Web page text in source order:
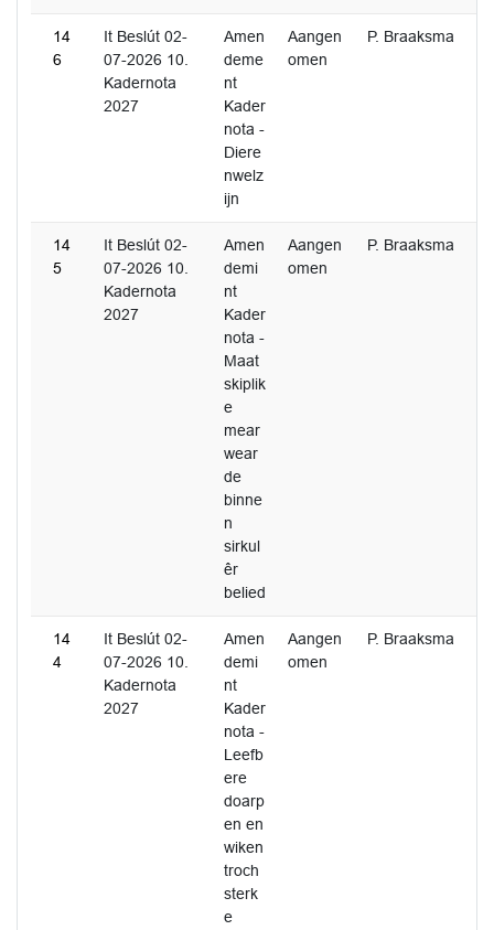
14
6
It Beslút 02-
07-2026 10.
Kadernota
2027
Amen
deme
nt
Kader
nota -
Diere
nwelz
ijn
Aangen
omen
P. Braaksma
14
5
It Beslút 02-
07-2026 10.
Kadernota
2027
Amen
demi
nt
Kader
nota -
Maat
skiplik
e
mear
wear
de
binne
n
sirkul
êr
belied
Aangen
omen
P. Braaksma
14
4
It Beslút 02-
07-2026 10.
Kadernota
2027
Amen
demi
nt
Kader
nota -
Leefb
ere
doarp
en en
wiken
troch
sterk
e
Aangen
omen
P. Braaksma